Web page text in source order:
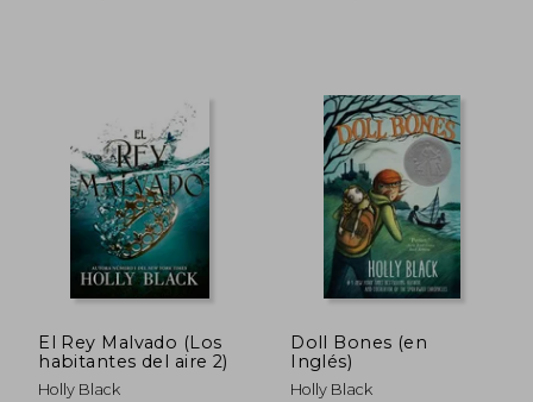
El Rey Malvado (Los
habitantes del aire 2)
Holly Black
Doll Bones (en
Inglés)
Holly Black